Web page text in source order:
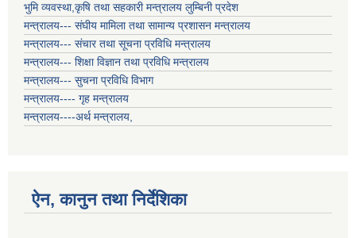
भुमि व्यवस्था,कृषि तथा सहकारी मन्त्रालय लुम्बिनी प्रदेश
मन्त्रालय--- संघीय मामिला तथा सामान्य प्रशासन मन्त्रालय
मन्त्रालय--- संचार तथा सूचना प्रविधि मन्त्रालय
मन्त्रालय--- शिक्षा विज्ञान तथा प्रविधि मन्त्रालय
मन्त्रालय--- सुचना प्रविधि विभाग
मन्त्रालय---- गृह मन्त्रालय
मन्त्रालय----अर्थ मन्त्रालय,
ऐन, कानुन तथा निर्देशिका